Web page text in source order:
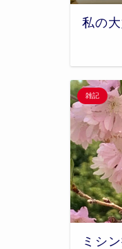
私の
雑記
ミシ